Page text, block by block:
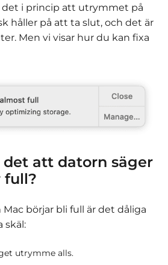
i princip att utrymmet på
håller på att ta slut, och det är
Men vi visar hur du kan fixa
det att datorn säger
full?
börjar bli full är det dåliga
skäl:
utrymme alls.